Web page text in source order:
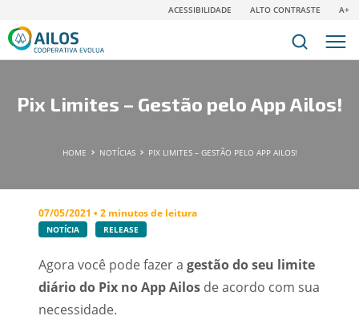
ACESSIBILIDADE ALTO CONTRASTE A+
Pix Limites – Gestão pelo App Ailos!
HOME NOTÍCIAS PIX LIMITES – GESTÃO PELO APP AILOS!
07/05/2021 • 2 minutos de leitura
NOTÍCIA RELEASE
Agora você pode fazer a gestão do seu limite
diário do Pix no App Ailos de acordo com sua
necessidade.